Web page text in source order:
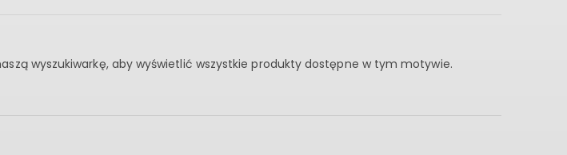
wyszukiwarkę, aby wyświetlić wszystkie produkty dostępne w tym motywie.